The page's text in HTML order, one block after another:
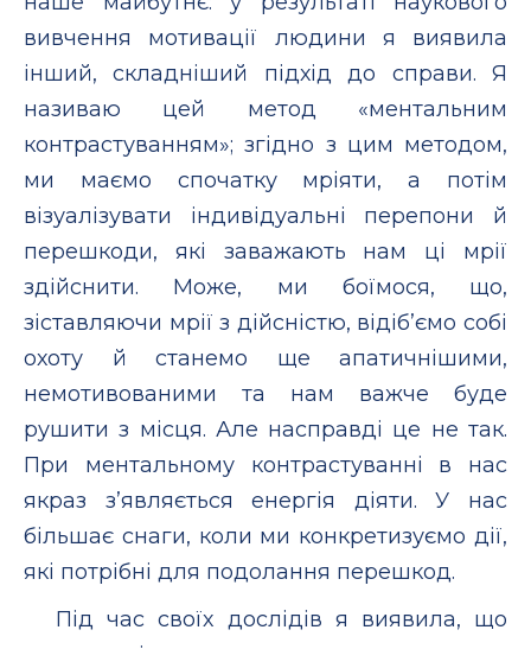
вивчення мотивації людини я виявила
інший, складніший підхід до справи. Я
називаю цей метод «ментальним
контрастуванням»; згідно з цим методом,
ми маємо спочатку мріяти, а потім
візуалізувати індивідуальні перепони й
перешкоди, які заважають нам ці мрії
здійснити. Може, ми боїмося, що,
зіставляючи мрії з дійсністю, відіб’ємо собі
охоту й станемо ще апатичнішими,
немотивованими та нам важче буде
рушити з місця. Але насправді це не так.
При ментальному контрастуванні в нас
якраз з’являється енергія діяти. У нас
більшає снаги, коли ми конкретизуємо дії,
які потрібні для подолання перешкод.
Під час своїх дослідів я виявила, що